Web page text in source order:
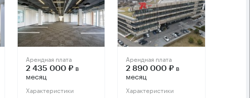
Арендная плата
2 435 000 ₽в
месяц
Характеристики
Арендная плата
2 890 000 ₽ в
месяц
Характеристики